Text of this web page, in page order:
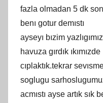
fazla olmadan 5 dk
benı gotur demıstı
ayseyı bızim
havuza gırdık ıkımızde
cıplaktık.tekrar
soglugu
acmıstı ayse artık sık